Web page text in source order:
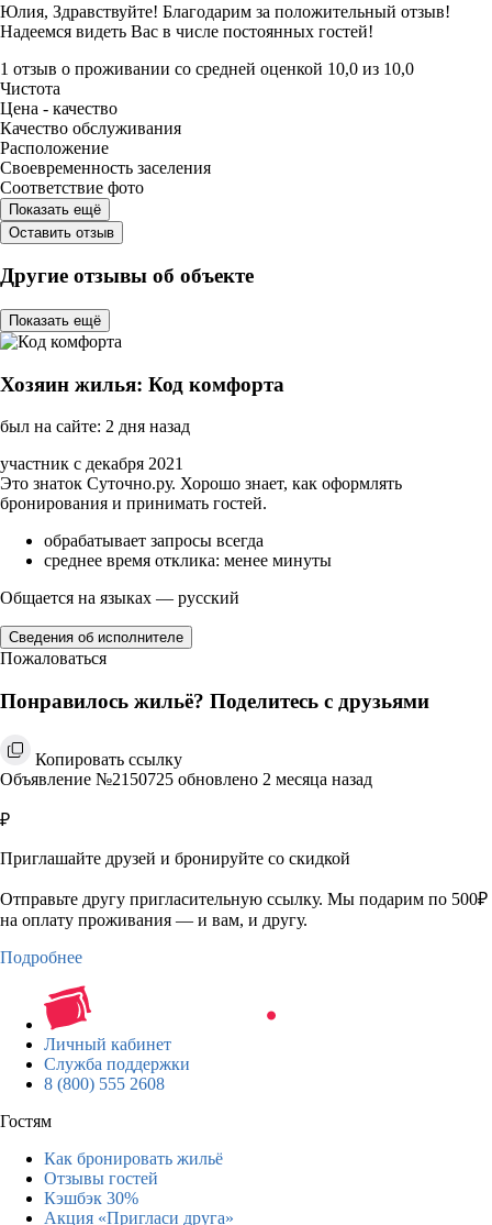
Юлия, Здравствуйте! Благодарим за положительный отзыв!
Надеемся видеть Вас в числе постоянных гостей!
1 отзыв о проживании со средней оценкой 10,0 из 10,0
Чистота
Цена - качество
Качество обслуживания
Расположение
Своевременность заселения
Соответствие фото
Показать ещё
Оставить отзыв
Другие отзывы об объекте
Показать ещё
Хозяин жилья: Код комфорта
был на сайте: 2 дня назад
участник с декабря 2021
Это знаток Суточно.ру. Хорошо знает, как оформлять
бронирования и принимать гостей.
обрабатывает запросы всегда
среднее время отклика: менее минуты
Общается на языках — русский
Сведения об исполнителе
Пожаловаться
Понравилось жильё? Поделитесь с друзьями
Копировать ссылку
Объявление №2150725 обновлено 2 месяца назад
₽
Приглашайте друзей и бронируйте со скидкой
Отправьте другу пригласительную ссылку. Мы подарим по 500₽
на оплату проживания — и вам, и другу.
Подробнее
Личный кабинет
Служба поддержки
8 (800) 555 2608
Гостям
Как бронировать жильё
Отзывы гостей
Кэшбэк 30%
Акция «Пригласи друга»